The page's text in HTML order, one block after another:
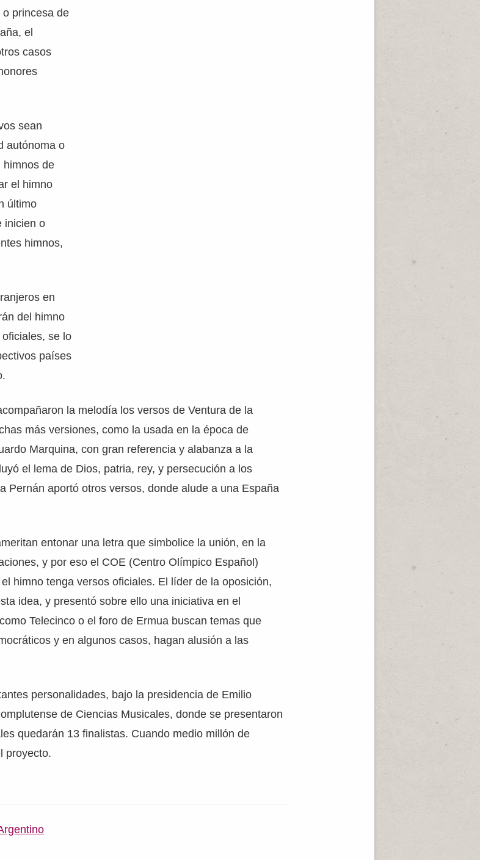
princesa de
el
casos
sean
autónoma o
himnos de
el himno
último
inicien o
himnos,
en
del himno
se lo
países
la melodía los versos de Ventura de la
más versiones, como la usada en la época de
Marquina, con gran referencia y alabanza a la
el lema de Dios, patria, rey, y persecución a los
Pernán aportó otros versos, donde alude a una España
entonar una letra que simbolice la unión, en la
y por eso el COE (Centro Olímpico Español)
himno tenga versos oficiales. El líder de la oposición,
idea, y presentó sobre ello una iniciativa en el
Telecinco o el foro de Ermua buscan temas que
y en algunos casos, hagan alusión a las
personalidades, bajo la presidencia de Emilio
de Ciencias Musicales, donde se presentaron
quedarán 13 finalistas. Cuando medio millón de
proyecto.